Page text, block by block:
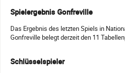
Spielergebnis Gonfreville
Das Ergebnis des letzten Spiels in
Gonfreville belegt derzeit den 11
Schlüsselspieler